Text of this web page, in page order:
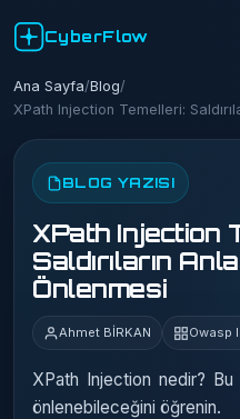
CyberFlow
Ana Sayfa/Blog/
XPath Injection Temelleri:
BLOG YAZISI
XPath Injection
Saldırıların
Önlenmesi
Ahmet BİRKAN Owasp
XPath Injection nedir?
önlenebileceğini öğrenin.